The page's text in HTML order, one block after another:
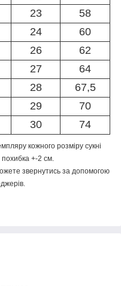
23 58
24 60
26 62
27 64
28 67,5
29 70
30 74
кожного розміру сукні
+-2 см.
звернутись за допомогою